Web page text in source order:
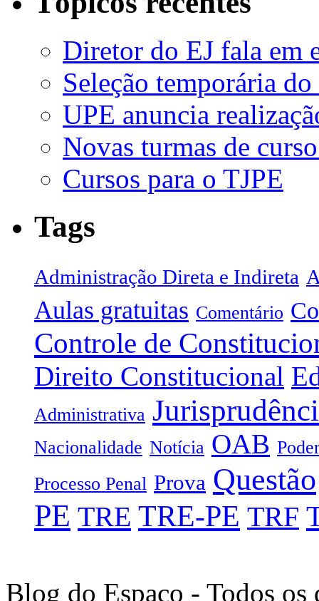
Diretor do EJ fala em
Seleção temporária
UPE anuncia
Novas turmas de
Cursos para o TJPE
Tags
Administração Direta e Indireta
Aulas gratuitas Comentário
Controle de
Direito Constitucional
Administrativa
Nacionalidade Notícia OAB
Processo Penal Prova Questão
PE TRE TRE-PE TRF
Blog do Espaço - Todos